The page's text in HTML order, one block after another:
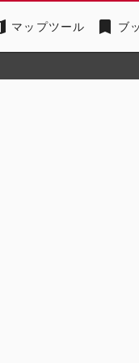
マップツール bookmark ブ